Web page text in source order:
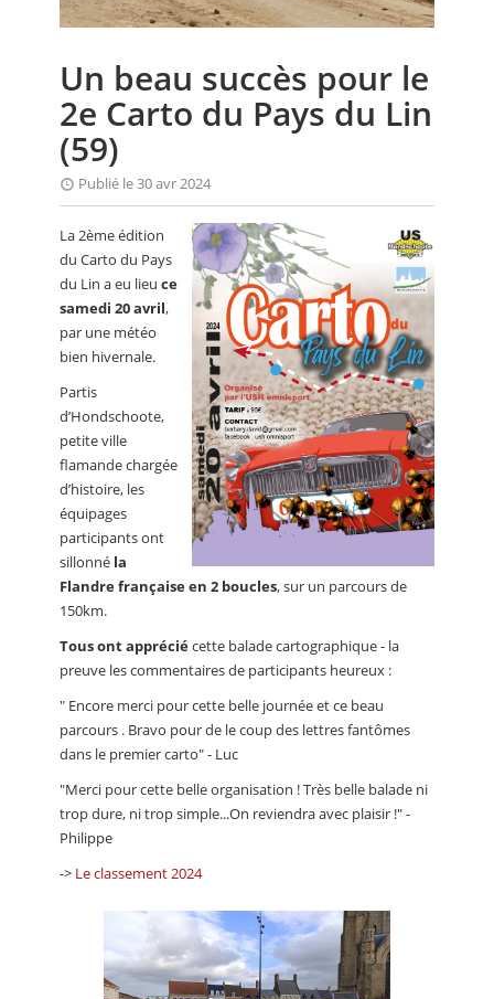
ANNUAIRES
PETITES ANNONCES
Un beau succès pour le
2e Carto du Pays du Lin
(59)
Publié le 30 avr 2024
La 2ème édition
du Carto du Pays
du Lin a eu lieu ce
samedi 20 avril,
par une météo
bien hivernale.
Partis
d’Hondschoote,
petite ville
flamande chargée
d’histoire, les
équipages
participants ont
sillonné la
Flandre française en 2 boucles, sur un parcours de
150km.
Tous ont appréciécette balade cartographique - la
preuve les commentaires de participants heureux :
" Encore merci pour cette belle journée et ce beau
parcours . Bravo pour de le coup des lettres fantômes
dans le premier carto" - Luc
"Merci pour cette belle organisation ! Très belle balade ni
trop dure, ni trop simple...On reviendra avec plaisir !" -
Philippe
-> Le classement 2024